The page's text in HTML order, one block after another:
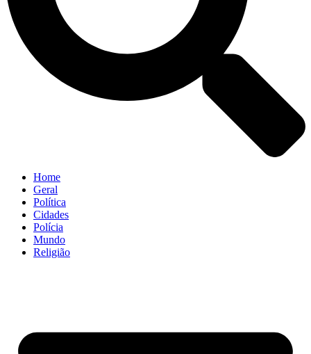
Home
Geral
Política
Cidades
Polícia
Mundo
Religião